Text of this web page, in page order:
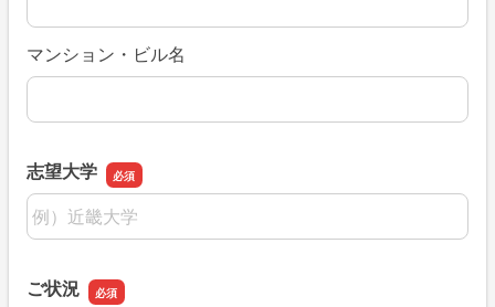
マンション・ビル名
志望大学
志望大学
ご状況